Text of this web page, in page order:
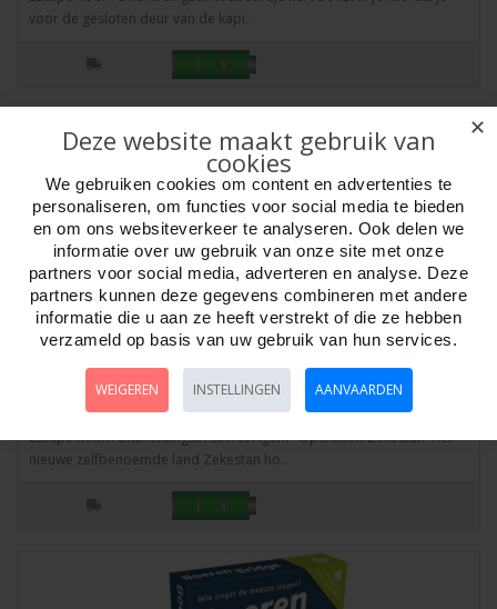
voor de gesloten deur van de kapi..
Escape Room Uitbreiding Secret Agent
Artikelnr:798368
Escape Room Uitbreidingset Secret Agent "Operation Zekestan"Het
nieuwe zelfbenoemde land Zekestan ho..
✕
Deze website maakt gebruik van
cookies
We gebruiken cookies om content en advertenties te
personaliseren, om functies voor social media te bieden
en om ons websiteverkeer te analyseren. Ook delen we
informatie over uw gebruik van onze site met onze
partners voor social media, adverteren en analyse. Deze
partners kunnen deze gegevens combineren met andere
informatie die u aan ze heeft verstrekt of die ze hebben
verzameld op basis van uw gebruik van hun services.
WEIGEREN INSTELLINGEN AANVAARDEN